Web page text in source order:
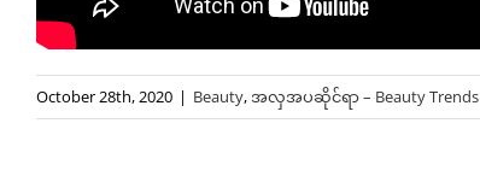
October 28th, 2020 | Beauty,အလှအပဆိုင်ရာ – Beauty Trends